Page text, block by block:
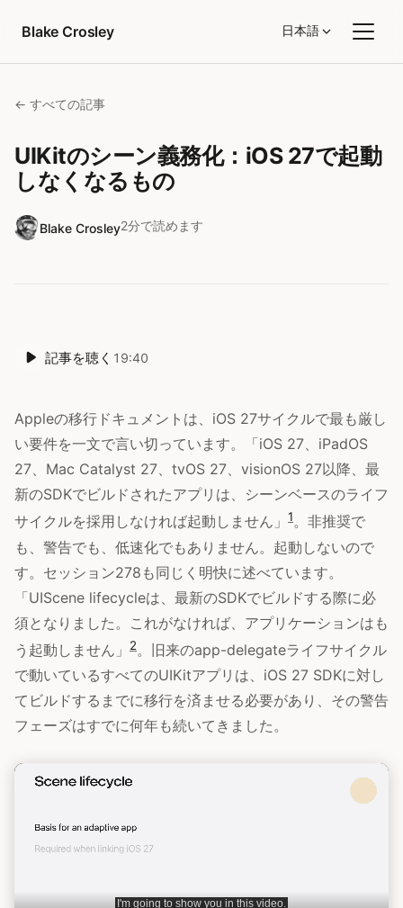
Blake Crosley
日本語
← すべての記事
UIKitのシーン義務化：iOS 27で起動
しなくなるもの
Blake Crosley2分で読めます
記事を聴く 19:40
Appleの移行ドキュメントは、iOS 27サイクルで最も厳し
い要件を一文で言い切っています。「iOS 27、iPadOS
27、Mac Catalyst 27、tvOS 27、visionOS 27以降、最
新のSDKでビルドされたアプリは、シーンベースのライフ
サイクルを採用しなければ起動しません」 1。非推奨で
も、警告でも、低速化でもありません。起動しないので
す。セッション278も同じく明快に述べています。
「UIScene lifecycleは、最新のSDKでビルドする際に必
須となりました。これがなければ、アプリケーションはも
う起動しません」
2。旧来のapp-delegateライフサイクル
で動いているすべてのUIKitアプリは、iOS 27 SDKに対し
てビルドするまでに移行を済ませる必要があり、その警告
フェーズはすでに何年も続いてきました。